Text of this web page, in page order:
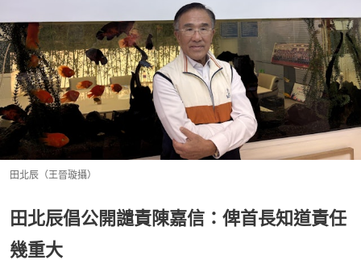
田北辰（王晉璇攝）
田北辰倡公開譴責陳嘉信：俾首長知道責任
幾重大